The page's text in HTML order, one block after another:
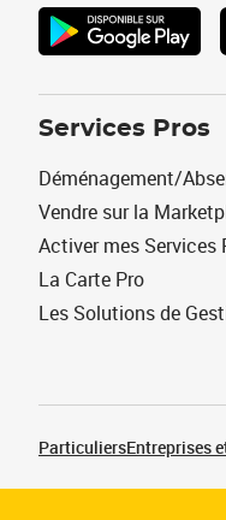
Services Pros
Déménagement/
Vendre sur la
Activer mes Services
La Carte Pro
Les Solutions de
ParticuliersEntreprises